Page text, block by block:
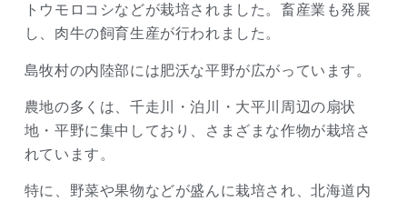
トウモロコシなどが栽培されました。畜産業も発展
し、肉牛の飼育生産が行われました。
島牧村の内陸部には肥沃な平野が広がっています。
農地の多くは、千走川・泊川・大平川周辺の扇状
地・平野に集中しており、さまざまな作物が栽培さ
れています。
特に、野菜や果物などが盛んに栽培され、北海道内